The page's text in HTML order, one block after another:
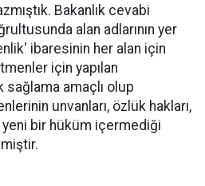
Bakanlık cevabi
alan adlarının yer
ibaresinin her alan için
için yapılan
amaçlı olup
unvanları, özlük hakları,
bir hüküm içermediği